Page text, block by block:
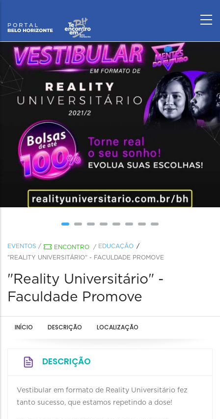
EVENTOS / ENCONTRO / EDUCAÇÃO
"REALITY UNIVERSITÁRIO" - FACULDADE PROMOVE
"Reality Universitário" -
Faculdade Promove
INÍCIO DESCRIÇÃO LOCALIZAÇÃO
DESCRIÇÃO
Vestibular em formato de Reality Universitário fez
tanto sucesso, que estamos repetindo a dose!